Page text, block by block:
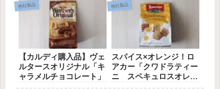
他社製品
【カルディ購入品】ヴェ
ルタースオリジナル「キ
ャラメルチョコレート」
他社製品
スパイス×オレンジ！ロ
アカー「クワドラティー
ニ スペキュロスオレン